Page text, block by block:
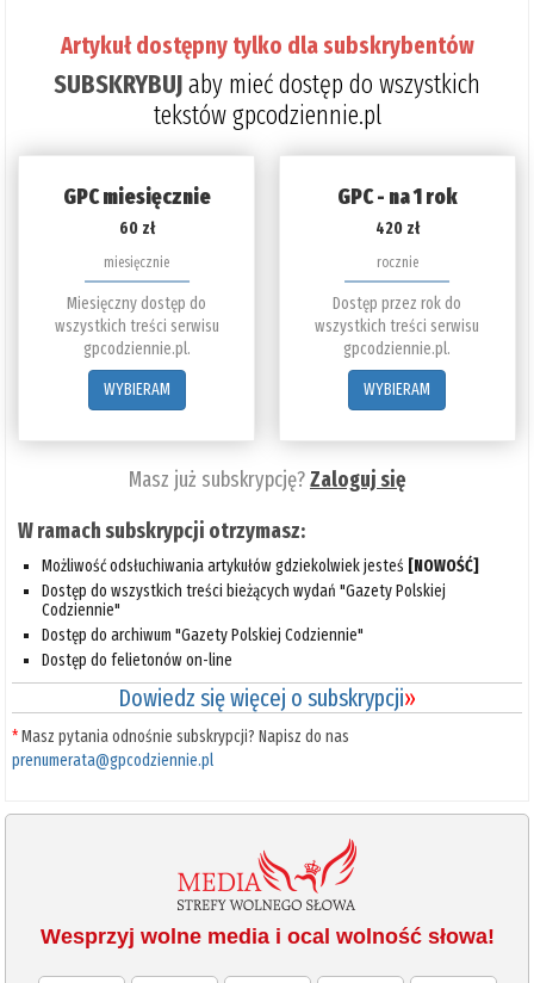
Artykuł dostępny tylko dla subskrybentów
SUBSKRYBUJaby mieć dostęp do wszystkich
tekstów gpcodziennie.pl
GPC miesięcznie
60 zł
miesięcznie
Miesięczny dostęp do
wszystkich treści serwisu
gpcodziennie.pl.
WYBIERAM
GPC - na 1 rok
420 zł
rocznie
Dostęp przez rok do
wszystkich treści serwisu
gpcodziennie.pl.
WYBIERAM
Masz już subskrypcję?Zaloguj się
W ramach subskrypcji otrzymasz:
Możliwość odsłuchiwania artykułów gdziekolwiek jesteś [NOWOŚĆ]
Dostęp do wszystkich treści bieżących wydań "Gazety Polskiej
Codziennie"
Dostęp do archiwum "Gazety Polskiej Codziennie"
Dostęp do felietonów on-line
Dowiedz się więcej o subskrypcji»
*Masz pytania odnośnie subskrypcji? Napisz do nas
prenumerata@gpcodziennie.pl
Wesprzyj wolne media i ocal wolność słowa!